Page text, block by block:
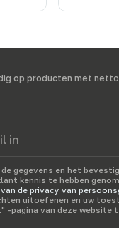
op producten met
gegevens en het
kennis te hebben
de privacy van
uitoefenen en uw
-pagina van deze website